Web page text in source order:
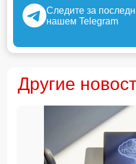
Следите за
нашем Telegram
Другие